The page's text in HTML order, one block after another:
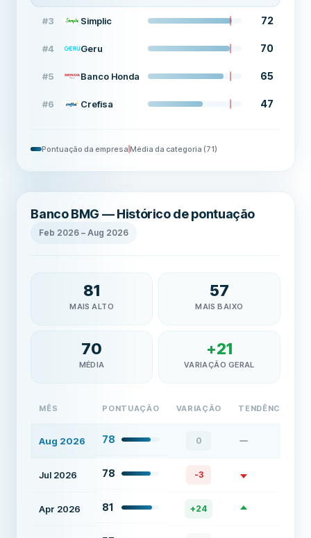
#3 Simplic 72
#4 Geru 70
#5 Banco Honda 65
#6 Crefisa 47
Pontuação da empresa Média da categoria (71)
Banco BMG — Histórico de pontuação
Feb 2026 –Aug 2026
81
MAIS ALTO
57
MAIS BAIXO
70
MÉDIA
+21
VARIAÇÃO GERAL
MÊS PONTUAÇÃO VARIAÇÃO TENDÊNCIA
Aug 2026 78 0
Jul 2026 78 -3
Apr 2026 81 +24